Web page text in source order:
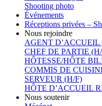
Shooting photo
Événements
Réceptions privées –
Nous rejoindre
AGENT D’ACCUEIL
CHEF DE PARTIE
HÔTESSE/HÔTE
COMMIS DE
SERVEUR (H/F)
HÔTE D’ACCUEIL
Nous soutenir